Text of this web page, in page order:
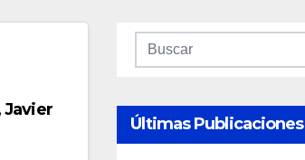
Javier
Últimas Publicaciones